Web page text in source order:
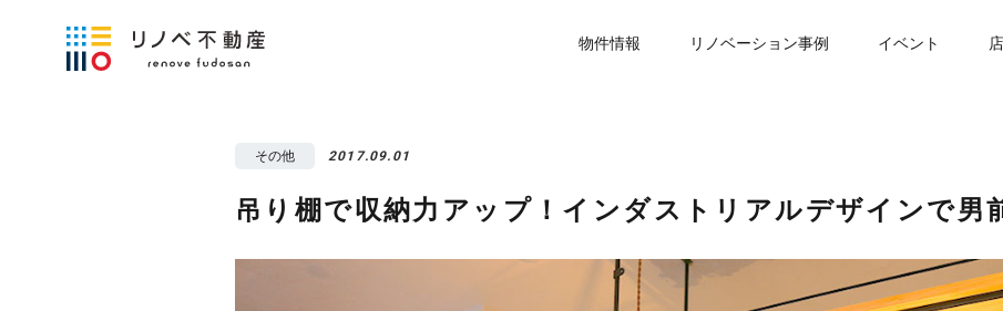
物件情報 リノベーション事例 イベント
その他 2017.09.01
吊り棚で収納力アップ！インダストリアルデザインで男